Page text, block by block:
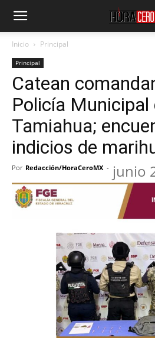
Inicio Principal
Principal
Catean
Policía Municipal
Tamiahua;
indicios de
Por Redacción/HoraCeroMX - junio